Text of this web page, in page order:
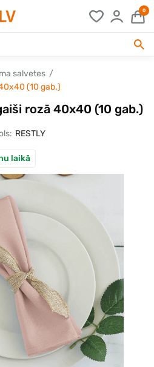
0
salvetes
(10 gab.)
rozā 40x40 (10 gab.)
RESTLY
laikā